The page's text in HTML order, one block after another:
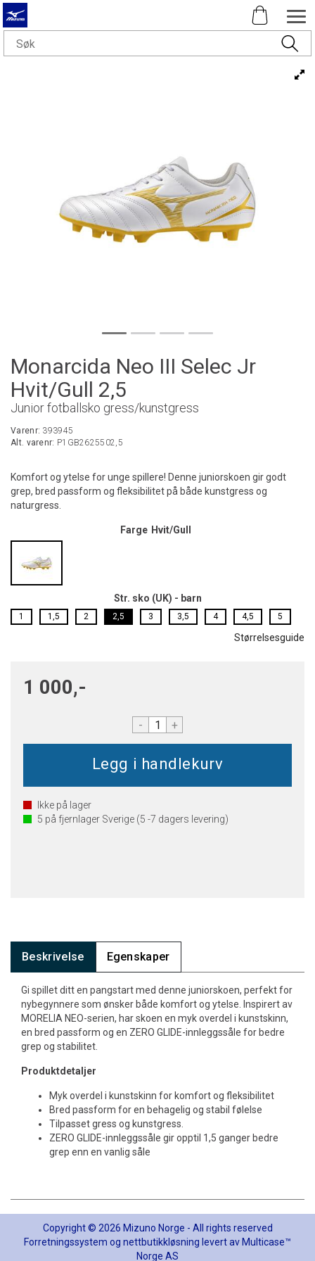
Monarcida Neo III Selec Jr
Hvit/Gull 2,5
Junior fotballsko gress/kunstgress
Varenr: 393945
Alt. varenr: P1GB2625502,5
Komfort og ytelse for unge spillere! Denne juniorskoen gir godt
grep, bred passform og fleksibilitet på både kunstgress og
naturgress.
Farge Hvit/Gull
Str. sko (UK) - barn
1 1,5 2 2,5 3 3,5 4 4,5 5
Størrelsesguide
1 000,-
- +
Ikke på lager
5 på fjernlager Sverige (5 -7 dagers levering)
Beskrivelse Egenskaper
Gi spillet ditt en pangstart med denne juniorskoen, perfekt for
nybegynnere som ønsker både komfort og ytelse. Inspirert av
MORELIA NEO-serien, har skoen en myk overdel i kunstskinn,
en bred passform og en ZERO GLIDE-innleggssåle for bedre
grep og stabilitet.
Produktdetaljer
Myk overdel i kunstskinn for komfort og fleksibilitet
Bred passform for en behagelig og stabil følelse
Tilpasset gress og kunstgress.
ZERO GLIDE-innleggssåle gir opptil 1,5 ganger bedre
grep enn en vanlig såle
Copyright © 2026 Mizuno Norge - All rights reserved
Forretningssystem og nettbutikkløsning levert av Multicase™
Norge AS